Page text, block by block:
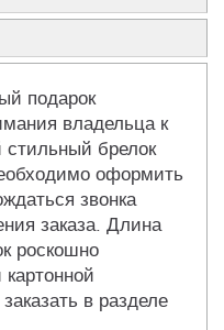
подарок
владельца к
стильный брелок
оформить
звонка
заказа. Длина
роскошно
в разделе